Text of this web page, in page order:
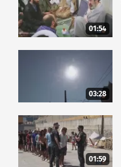
01:54
03:28
01:59